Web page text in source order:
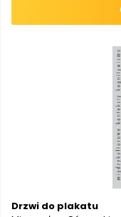
Drzwi do plakatu